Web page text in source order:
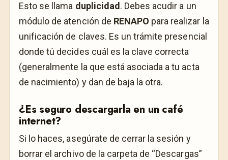
Esto se llama duplicidad. Debes acudir a un
módulo de atención de RENAPO para realizar la
unificación de claves. Es un trámite presencial
donde tú decides cuál es la clave correcta
(generalmente la que está asociada a tu acta
de nacimiento) y dan de baja la otra.
¿Es seguro descargarla en un café
internet?
Si lo haces, asegúrate de cerrar la sesión y
borrar el archivo de la carpeta de “Descargas”